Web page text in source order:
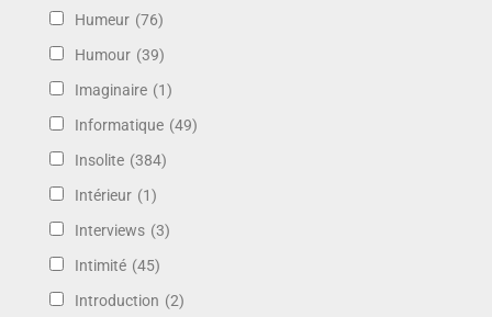
Humeur (76)
Humour (39)
Imaginaire (1)
Informatique (49)
Insolite (384)
Intérieur (1)
Interviews (3)
Intimité (45)
Introduction (2)